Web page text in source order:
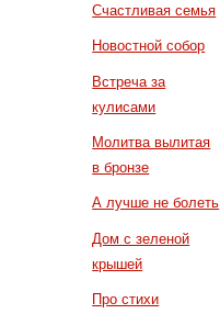
Счастливая семья
Новостной собор
Встреча за
кулисами
Молитва вылитая
в бронзе
А лучше не болеть
Дом с зеленой
крышей
Про стихи